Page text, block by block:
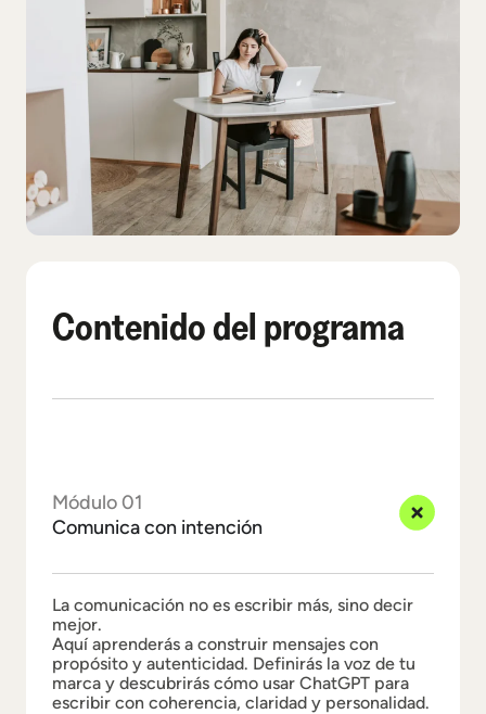
Contenido del programa
Módulo 01
Comunica con intención
La comunicación no es escribir más, sino decir
mejor.
Aquí aprenderás a construir mensajes con
propósito y autenticidad. Definirás la voz de tu
marca y descubrirás cómo usar ChatGPT para
escribir con coherencia, claridad y personalidad.